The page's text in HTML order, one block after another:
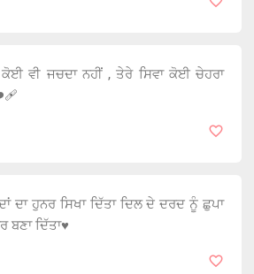
ਵੀ ਜਚਦਾ ਨਹੀਂ , ਤੇਰੇ ਸਿਵਾ ਕੋਈ ਚੇਹਰਾ
ਦਾ ਹੁਨਰ ਸਿਖਾ ਦਿੱਤਾ ਦਿਲ ਦੇ ਦਰਦ ਨੂੰ ਛੁਪਾ
ਬਣਾ ਦਿੱਤਾ♥️